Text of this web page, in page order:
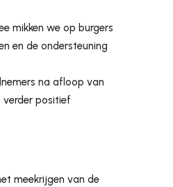
mikken we op burgers
en de ondersteuning
na afloop van
verder positief
meekrijgen van de